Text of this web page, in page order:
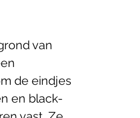
van
de eindjes
en black-